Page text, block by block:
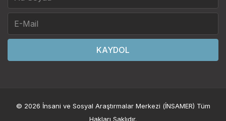
KAYDOL
© 2026 İnsani ve Sosyal Araştırmalar Merkezi (İNSAMER) Tüm
Hakları Saklıdır.